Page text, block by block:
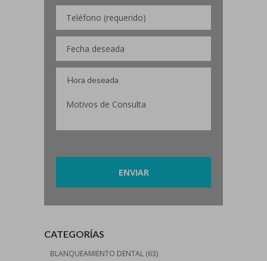
CATEGORÍAS
BLANQUEAMIENTO DENTAL (63)